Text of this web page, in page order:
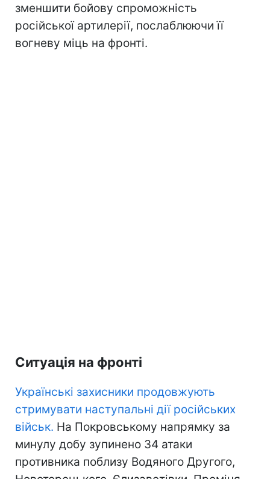
зменшити бойову спроможність
російської артилерії, послаблюючи її
вогневу міць на фронті.
Ситуація на фронті
Українські захисники продовжують
стримувати наступальні дії російських
військ. На Покровському напрямку за
минулу добу зупинено 34 атаки
противника поблизу Водяного Другого,